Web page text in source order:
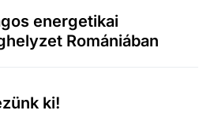
energetikai
Romániában
ki!